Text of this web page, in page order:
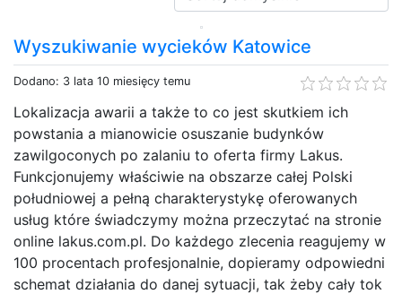
Wyszukiwanie wycieków Katowice
Dodano: 3 lata 10 miesięcy temu
Lokalizacja awarii a także to co jest skutkiem ich
powstania a mianowicie osuszanie budynków
zawilgoconych po zalaniu to oferta firmy Lakus.
Funkcjonujemy właściwie na obszarze całej Polski
południowej a pełną charakterystykę oferowanych
usług które świadczymy można przeczytać na stronie
online lakus.com.pl. Do każdego zlecenia reagujemy w
100 procentach profesjonalnie, dopieramy odpowiedni
schemat działania do danej sytuacji, tak żeby cały tok